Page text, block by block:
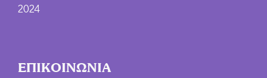
2024
ΕΠΙΚΟΙΝΩΝΙΑ